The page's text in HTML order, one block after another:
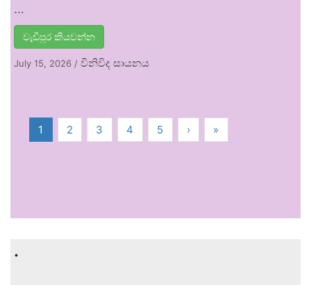
…
වැඩිපුර කියවන්න
July 15, 2026 / විනිවිද සායනය
1 2 3 4 5 › »
.